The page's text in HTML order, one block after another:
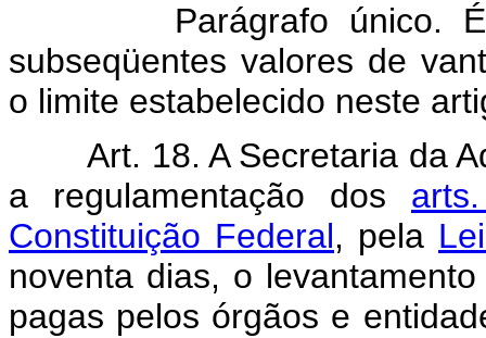
Parágrafo único.
subseqüentes valores de
o limite estabelecido neste
Art. 18. A Secretaria da
a regulamentação dos
Constituição Federal, pela
noventa dias, o
pagas pelos órgãos e